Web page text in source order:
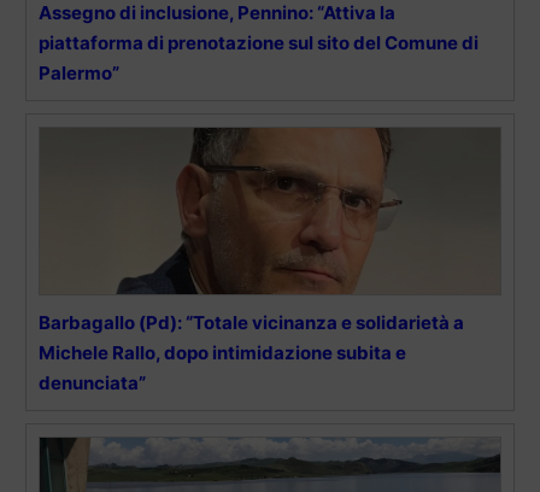
Assegno di inclusione, Pennino: “Attiva la
piattaforma di prenotazione sul sito del Comune di
Palermo”
Barbagallo (Pd): “Totale vicinanza e solidarietà a
Michele Rallo, dopo intimidazione subita e
denunciata”